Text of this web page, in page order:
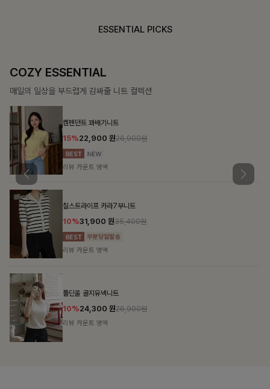
ESSENTIAL PICKS
COZY ESSENTIAL
매일의 일상을 부드럽게 감싸줄 니트 컬렉션
켐펜던트 꽈배기니트
15%22,900 원26,900원
리뷰 카운트 영역
칠스트라이프 카라7부니트
10%31,900 원35,400원
리뷰 카운트 영역
폴딘울 골지유넥니트
10%24,300 원26,900원
리뷰 카운트 영역